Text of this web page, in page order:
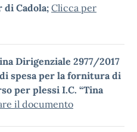
di Cadola; Clicca per
Dirigenziale 2977/2017
spesa per la fornitura di
per plessi I.C. “Tina
il documento